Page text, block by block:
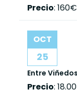
Precio: 160€
OCT
25
Entre
Precio: